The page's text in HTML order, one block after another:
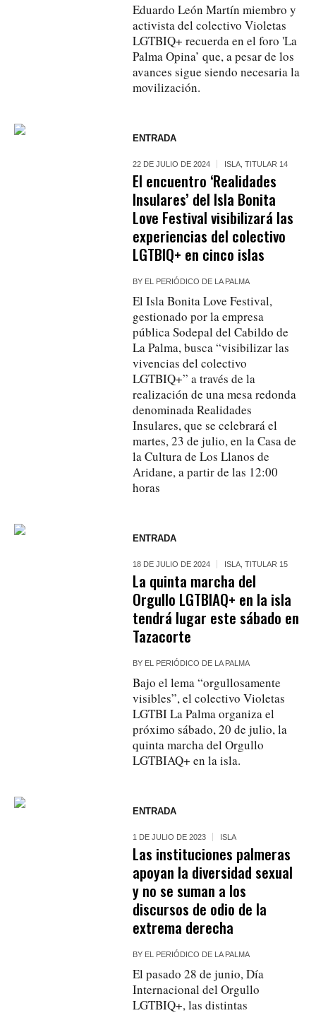
Eduardo León Martín miembro y
activista del colectivo Violetas
LGTBIQ+ recuerda en el foro 'La
Palma Opina’ que, a pesar de los
avances sigue siendo necesaria la
movilización.
ENTRADA
22 DE JULIO DE 2024 ISLA ,TITULAR 14
El encuentro ‘Realidades
Insulares’ del Isla Bonita
Love Festival visibilizará las
experiencias del colectivo
LGTBIQ+ en cinco islas
BY EL PERIÓDICO DE LA PALMA
El Isla Bonita Love Festival,
gestionado por la empresa
pública Sodepal del Cabildo de
La Palma, busca “visibilizar las
vivencias del colectivo
LGTBIQ+” a través de la
realización de una mesa redonda
denominada Realidades
Insulares, que se celebrará el
martes, 23 de julio, en la Casa de
la Cultura de Los Llanos de
Aridane, a partir de las 12:00
horas
ENTRADA
18 DE JULIO DE 2024 ISLA ,TITULAR 15
La quinta marcha del
Orgullo LGTBIAQ+ en la isla
tendrá lugar este sábado en
Tazacorte
BY EL PERIÓDICO DE LA PALMA
Bajo el lema “orgullosamente
visibles”, el colectivo Violetas
LGTBI La Palma organiza el
próximo sábado, 20 de julio, la
quinta marcha del Orgullo
LGTBIAQ+ en la isla.
ENTRADA
1 DE JULIO DE 2023 ISLA
Las instituciones palmeras
apoyan la diversidad sexual
y no se suman a los
discursos de odio de la
extrema derecha
BY EL PERIÓDICO DE LA PALMA
El pasado 28 de junio, Día
Internacional del Orgullo
LGTBIQ+, las distintas